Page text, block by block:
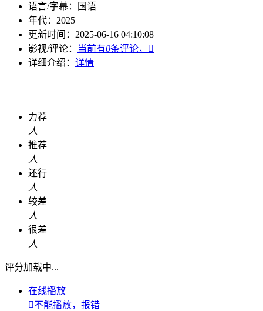
语言/字幕：
国语
年代： 2025
更新时间： 2025-06-16 04:10:08
影视/评论：
当前有0条评论，

详细介绍： 详情
力荐
人
推荐
人
还行
人
较差
人
很差
人
评分加载中...
在线播放
不能播放，报错